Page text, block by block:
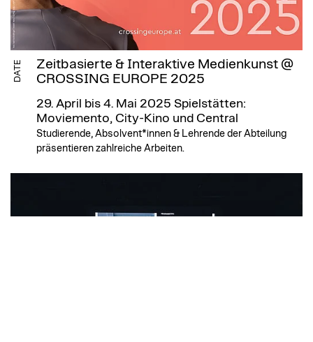
DATE
Zeitbasierte & Interaktive Medienkunst @
CROSSING EUROPE 2025
29. April bis 4. Mai 2025 Spielstätten:
Moviemento, City-Kino und Central
Studierende, Absolvent*innen & Lehrende der Abteilung
präsentieren zahlreiche Arbeiten.